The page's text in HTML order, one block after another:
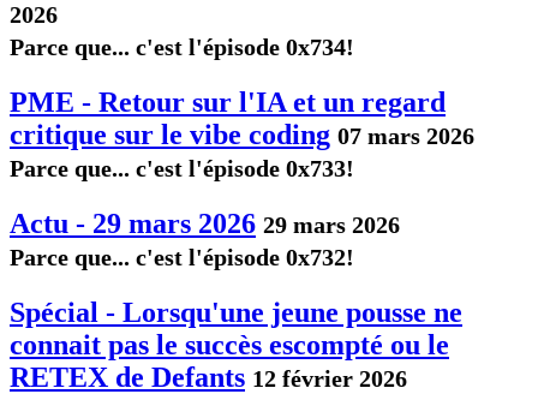
2026
Parce que... c'est l'épisode 0x734!
PME - Retour sur l'IA et un regard
critique sur le vibe coding 07 mars 2026
Parce que... c'est l'épisode 0x733!
Actu - 29 mars 2026 29 mars 2026
Parce que... c'est l'épisode 0x732!
Spécial - Lorsqu'une jeune pousse ne
connait pas le succès escompté ou le
RETEX de Defants 12 février 2026